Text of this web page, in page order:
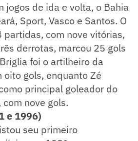
jogos de ida e volta, o Bahia
Sport, Vasco e Santos. O
com nove vitórias,
derrotas, marcou 25 gols
foi o artilheiro da
oito gols, enquanto Zé
principal goleador do
nove gols.
e 1996)
seu primeiro